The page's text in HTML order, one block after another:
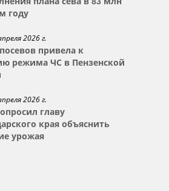
году
2026 г.
привела к
режима ЧС в Пензенской
2026 г.
главу
края объяснить
урожая